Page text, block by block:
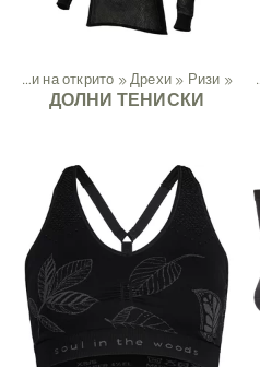
Дейности на открито ‪»Дрехи ‪» Ризи ‪»
ДОЛНИ ТЕНИСКИ
Спорт‪»